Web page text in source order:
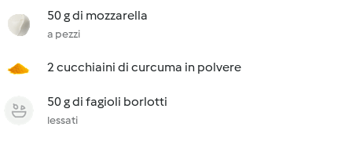
50 g di mozzarella
a pezzi
2 cucchiaini di curcuma in polvere
50 g di fagioli borlotti
lessati